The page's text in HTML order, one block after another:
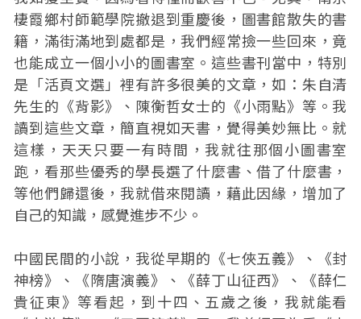
棲霞鄉村師範學院撤退到重慶後，圖書館散失的書
籍，滿街滿地到處都是，我們經常撿一些回來，竟
也能成立一個小小的圖書室。這些書刊當中，特別
是「活頁文選」裡有許多很美的文章，如：朱自清
先生的《背影》、陳衡哲女士的《小雨點》等。我
讀到這些文章，簡直視如天書，覺得美妙無比。就
這樣，天天只要一有時間，我就往那個小圖書室
跑，看那些優秀的學長選了什麼書、借了什麼書，
等他們歸還後，我就借來閱讀，藉此因緣，增加了
自己的知識，感覺進步不少。
中國民間的小說，我從早期的《七俠五義》、《封
神榜》、《隋唐演義》、《薛丁山征西》、《薛仁
貴征東》等看起，到十四、五歲之後，我就能看